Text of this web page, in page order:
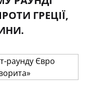
ГРЕЦІЇ,